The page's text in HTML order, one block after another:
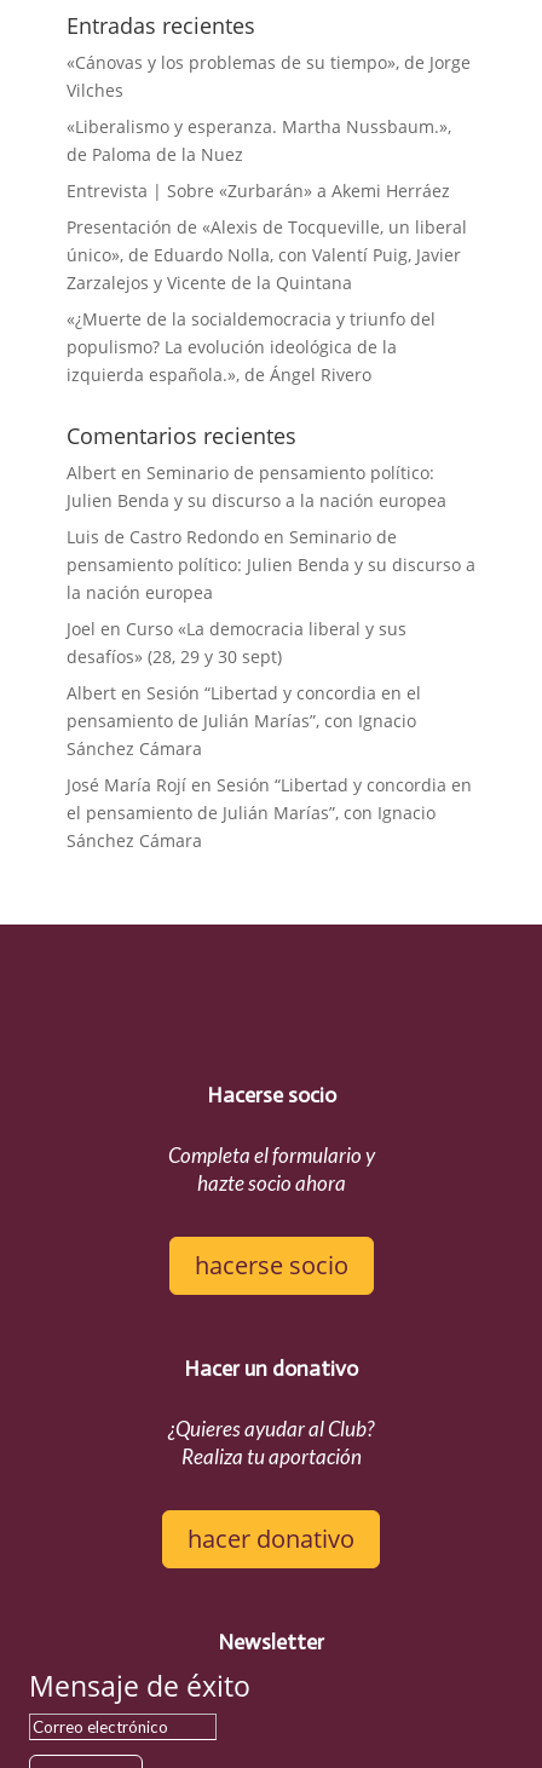
Entradas recientes
«Cánovas y los problemas de su tiempo», de Jorge
Vilches
«Liberalismo y esperanza. Martha Nussbaum.»,
de Paloma de la Nuez
Entrevista | Sobre «Zurbarán» a Akemi Herráez
Presentación de «Alexis de Tocqueville, un liberal
único», de Eduardo Nolla, con Valentí Puig, Javier
Zarzalejos y Vicente de la Quintana
«¿Muerte de la socialdemocracia y triunfo del
populismo? La evolución ideológica de la
izquierda española.», de Ángel Rivero
Comentarios recientes
Alberten Seminario de pensamiento político:
Julien Benda y su discurso a la nación europea
Luis de Castro Redondoen Seminario de
pensamiento político: Julien Benda y su discurso a
la nación europea
Joel en Curso «La democracia liberal y sus
desafíos» (28, 29 y 30 sept)
Alberten Sesión “Libertad y concordia en el
pensamiento de Julián Marías”, con Ignacio
Sánchez Cámara
José María Rojíen Sesión “Libertad y concordia en
el pensamiento de Julián Marías”, con Ignacio
Sánchez Cámara
Hacerse socio
Completa el formulario y
hazte socio ahora
hacerse socio
Hacer un donativo
¿Quieres ayudar al Club?
Realiza tu aportación
hacer donativo
Newsletter
Mensaje de éxito